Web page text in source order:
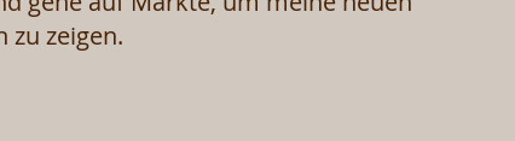
zu zeigen.